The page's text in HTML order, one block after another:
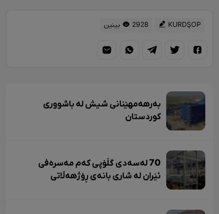
KURDŞOP 2928 بینین
بەرهەمهێنانی شیش لە باشووری
کوردستان
70 لەسەدی گڵۆپی کەم مەسرەفی
ئێران لە شاری بانەی ڕۆژهەڵاتی